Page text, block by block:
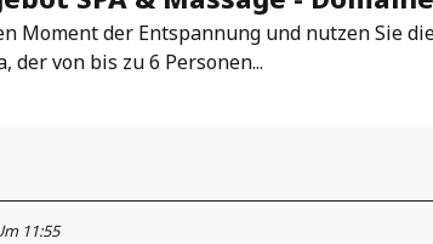
Moment der Entspannung und nutzen Sie
der von bis zu 6 Personen...
11:55